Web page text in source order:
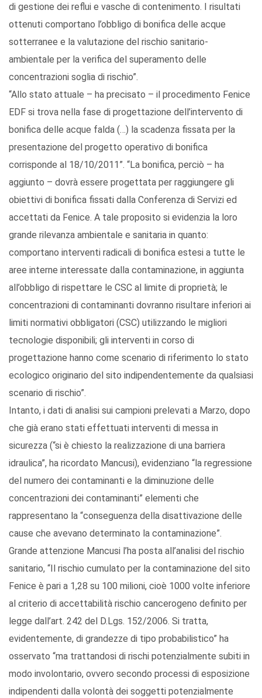
di gestione dei reflui e vasche di contenimento. I risultati
ottenuti comportano l’obbligo di bonifica delle acque
sotterranee e la valutazione del rischio sanitario-
ambientale per la verifica del superamento delle
concentrazioni soglia di rischio”.
“Allo stato attuale – ha precisato – il procedimento Fenice
EDF si trova nella fase di progettazione dell’intervento di
bonifica delle acque falda (…) la scadenza fissata per la
presentazione del progetto operativo di bonifica
corrisponde al 18/10/2011”. “La bonifica, perciò – ha
aggiunto – dovrà essere progettata per raggiungere gli
obiettivi di bonifica fissati dalla Conferenza di Servizi ed
accettati da Fenice. A tale proposito si evidenzia la loro
grande rilevanza ambientale e sanitaria in quanto:
comportano interventi radicali di bonifica estesi a tutte le
aree interne interessate dalla contaminazione, in aggiunta
all’obbligo di rispettare le CSC al limite di proprietà; le
concentrazioni di contaminanti dovranno risultare inferiori ai
limiti normativi obbligatori (CSC) utilizzando le migliori
tecnologie disponibili; gli interventi in corso di
progettazione hanno come scenario di riferimento lo stato
ecologico originario del sito indipendentemente da qualsiasi
scenario di rischio”.
Intanto, i dati di analisi sui campioni prelevati a Marzo, dopo
che già erano stati effettuati interventi di messa in
sicurezza (“si è chiesto la realizzazione di una barriera
idraulica”, ha ricordato Mancusi), evidenziano “la regressione
del numero dei contaminanti e la diminuzione delle
concentrazioni dei contaminanti” elementi che
rappresentano la “conseguenza della disattivazione delle
cause che avevano determinato la contaminazione”.
Grande attenzione Mancusi l’ha posta all’analisi del rischio
sanitario, “Il rischio cumulato per la contaminazione del sito
Fenice è pari a 1,28 su 100 milioni, cioè 1000 volte inferiore
al criterio di accettabilità rischio cancerogeno definito per
legge dall’art. 242 del D.Lgs. 152/2006. Si tratta,
evidentemente, di grandezze di tipo probabilistico” ha
osservato “ma trattandosi di rischi potenzialmente subiti in
modo involontario, ovvero secondo processi di esposizione
indipendenti dalla volontà dei soggetti potenzialmente